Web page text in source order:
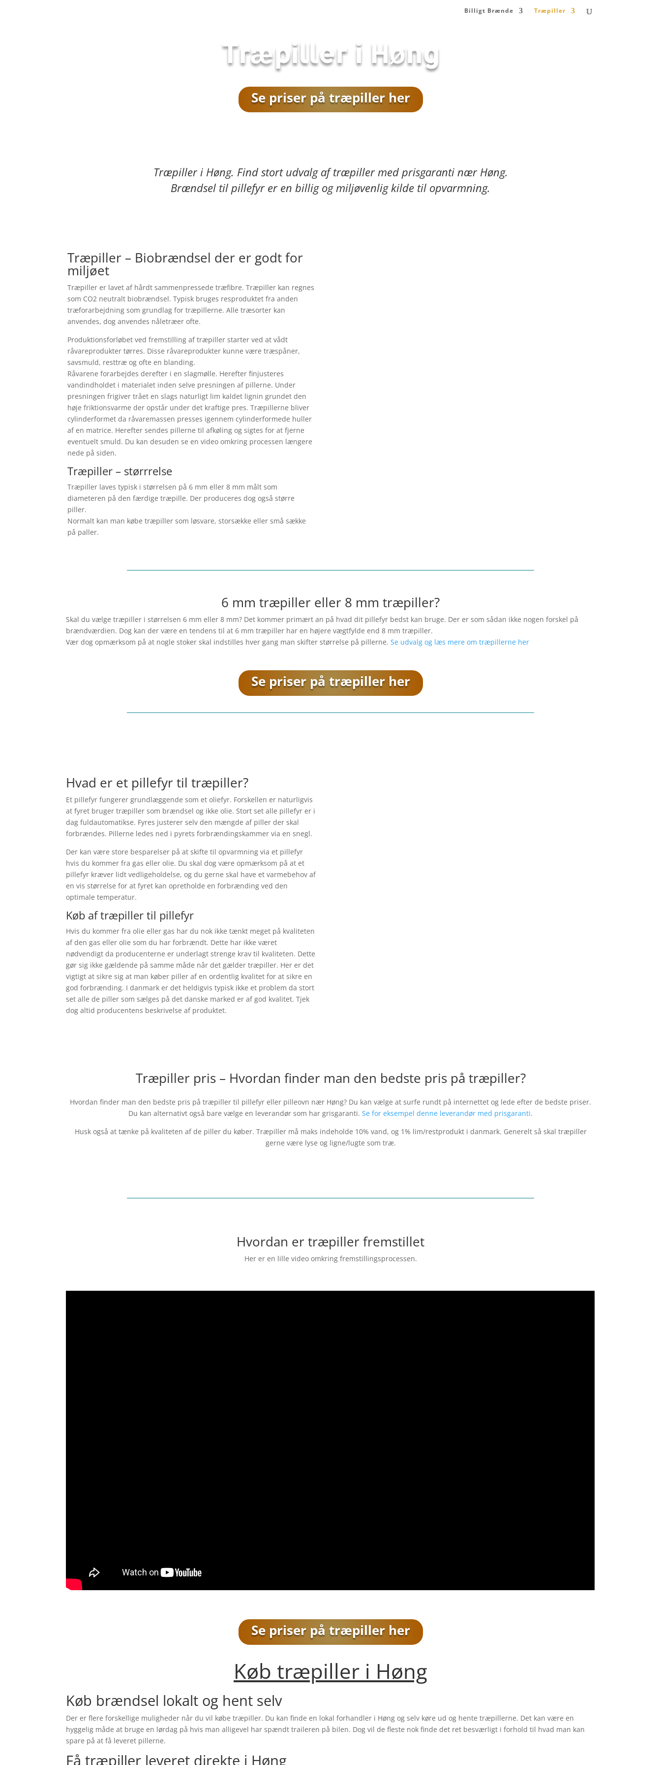
Billigt Brænde Træpiller
Træpiller i Høng
Se priser på træpiller her
Træpiller i Høng. Find stort udvalg af træpiller med prisgaranti nær Høng.
Brændsel til pillefyr er en billig og miljøvenlig kilde til opvarmning.
Træpiller – Biobrændsel der er godt for
miljøet
Træpiller er lavet af hårdt sammenpressede træfibre. Træpiller kan regnes
som CO2 neutralt biobrændsel. Typisk bruges resproduktet fra anden
træforarbejdning som grundlag for træpillerne. Alle træsorter kan
anvendes, dog anvendes nåletræer ofte.
Produktionsforløbet ved fremstilling af træpiller starter ved at vådt
råvareprodukter tørres. Disse råvareprodukter kunne være træspåner,
savsmuld, resttræ og ofte en blanding.
Råvarene forarbejdes derefter i en slagmølle. Herefter finjusteres
vandindholdet i materialet inden selve presningen af pillerne. Under
presningen frigiver trået en slags naturligt lim kaldet lignin grundet den
høje friktionsvarme der opstår under det kraftige pres. Træpillerne bliver
cylinderformet da råvaremassen presses igennem cylinderformede huller
af en matrice. Herefter sendes pillerne til afkøling og sigtes for at fjerne
eventuelt smuld. Du kan desuden se en video omkring processen længere
nede på siden.
Træpiller – størrrelse
Træpiller laves typisk i størrelsen på 6 mm eller 8 mm målt som
diameteren på den færdige træpille. Der produceres dog også større
piller.
Normalt kan man købe træpiller som løsvare, storsække eller små sække
på paller.
6 mm træpiller eller 8 mm træpiller?
Skal du vælge træpiller i størrelsen 6 mm eller 8 mm? Det kommer primært an på hvad dit pillefyr bedst kan bruge. Der er som sådan ikke nogen forskel på
brændværdien. Dog kan der være en tendens til at 6 mm træpiller har en højere vægtfylde end 8 mm træpiller.
Vær dog opmærksom på at nogle stoker skal indstilles hver gang man skifter størrelse på pillerne.Se udvalg og læs mere om træpillerne her
Se priser på træpiller her
Hvad er et pillefyr til træpiller?
Et pillefyr fungerer grundlæggende som et oliefyr. Forskellen er naturligvis
at fyret bruger træpiller som brændsel og ikke olie. Stort set alle pillefyr er i
dag fuldautomatikse. Fyres justerer selv den mængde af piller der skal
forbrændes. Pillerne ledes ned i pyrets forbrændingskammer via en snegl.
Der kan være store besparelser på at skifte til opvarmning via et pillefyr
hvis du kommer fra gas eller olie. Du skal dog være opmærksom på at et
pillefyr kræver lidt vedligeholdelse, og du gerne skal have et varmebehov af
en vis størrelse for at fyret kan opretholde en forbrænding ved den
optimale temperatur.
Køb af træpiller til pillefyr
Hvis du kommer fra olie eller gas har du nok ikke tænkt meget på kvaliteten
af den gas eller olie som du har forbrændt. Dette har ikke været
nødvendigt da producenterne er underlagt strenge krav til kvaliteten. Dette
gør sig ikke gældende på samme måde når det gælder træpiller. Her er det
vigtigt at sikre sig at man køber piller af en ordentlig kvalitet for at sikre en
god forbrænding. I danmark er det heldigvis typisk ikke et problem da stort
set alle de piller som sælges på det danske marked er af god kvalitet. Tjek
dog altid producentens beskrivelse af produktet.
Træpiller pris – Hvordan finder man den bedste pris på træpiller?
Hvordan finder man den bedste pris på træpiller til pillefyr eller pilleovn nær Høng? Du kan vælge at surfe rundt på internettet og lede efter de bedste priser.
Du kan alternativt også bare vælge en leverandør som har grisgaranti. Se for eksempel denne leverandør med prisgaranti.
Husk også at tænke på kvaliteten af de piller du køber. Træpiller må maks indeholde 10% vand, og 1% lim/restprodukt i danmark. Generelt så skal træpiller
gerne være lyse og ligne/lugte som træ.
Hvordan er træpiller fremstillet
Her er en lille video omkring fremstillingsprocessen.
Se priser på træpiller her
Køb træpiller i Høng
Køb brændsel lokalt og hent selv
Der er flere forskellige muligheder når du vil købe træpiller. Du kan finde en lokal forhandler i Høngog selv køre ud og hente træpillerne. Det kan være en
hyggelig måde at bruge en lørdag på hvis man alligevel har spændt traileren på bilen. Dog vil de fleste nok finde det ret besværligt i forhold til hvad man kan
spare på at få leveret pillerne.
Få træpiller leveret direkte i Høng